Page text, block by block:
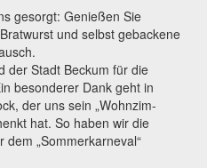
gesorgt: Genießen Sie
und selbst gebackene
der Stadt Beckum für die
besonderer Dank geht in
der uns sein „Wohnzim-
hat. So haben wir die
„Sommerkarneval“